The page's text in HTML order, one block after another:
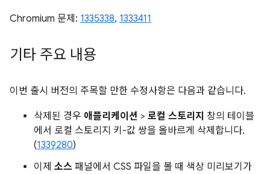
Chromium 문제: 1335338, 1333411
기타 주요 내용
이번 출시 버전의 주목할 만한 수정사항은 다음과 같습니다.
삭제된 경우 애플리케이션 > 로컬 스토리지 창의 테이블
에서 로컬 스토리지 키-값 쌍을 올바르게 삭제합니다.
(1339280)
이제 소스 패널에서 CSS 파일을 볼 때 색상 미리보기가